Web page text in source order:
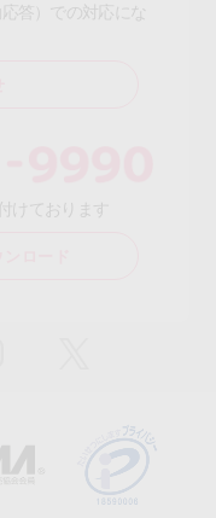
答）での対応にな
けております